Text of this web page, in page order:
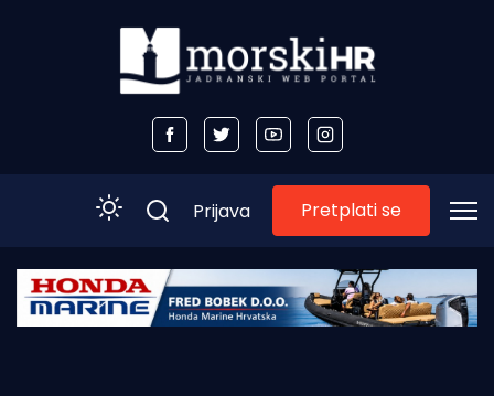
Početna
Prijava Pretplati se